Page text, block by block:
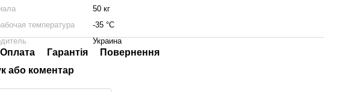
50 кг
температура
-35 °С
Украина
Оплата Гарантія
Повернення
або коментар